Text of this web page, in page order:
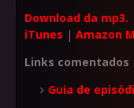
Download da mp3.
iTunes | Amazon
Links comentados
Guia de